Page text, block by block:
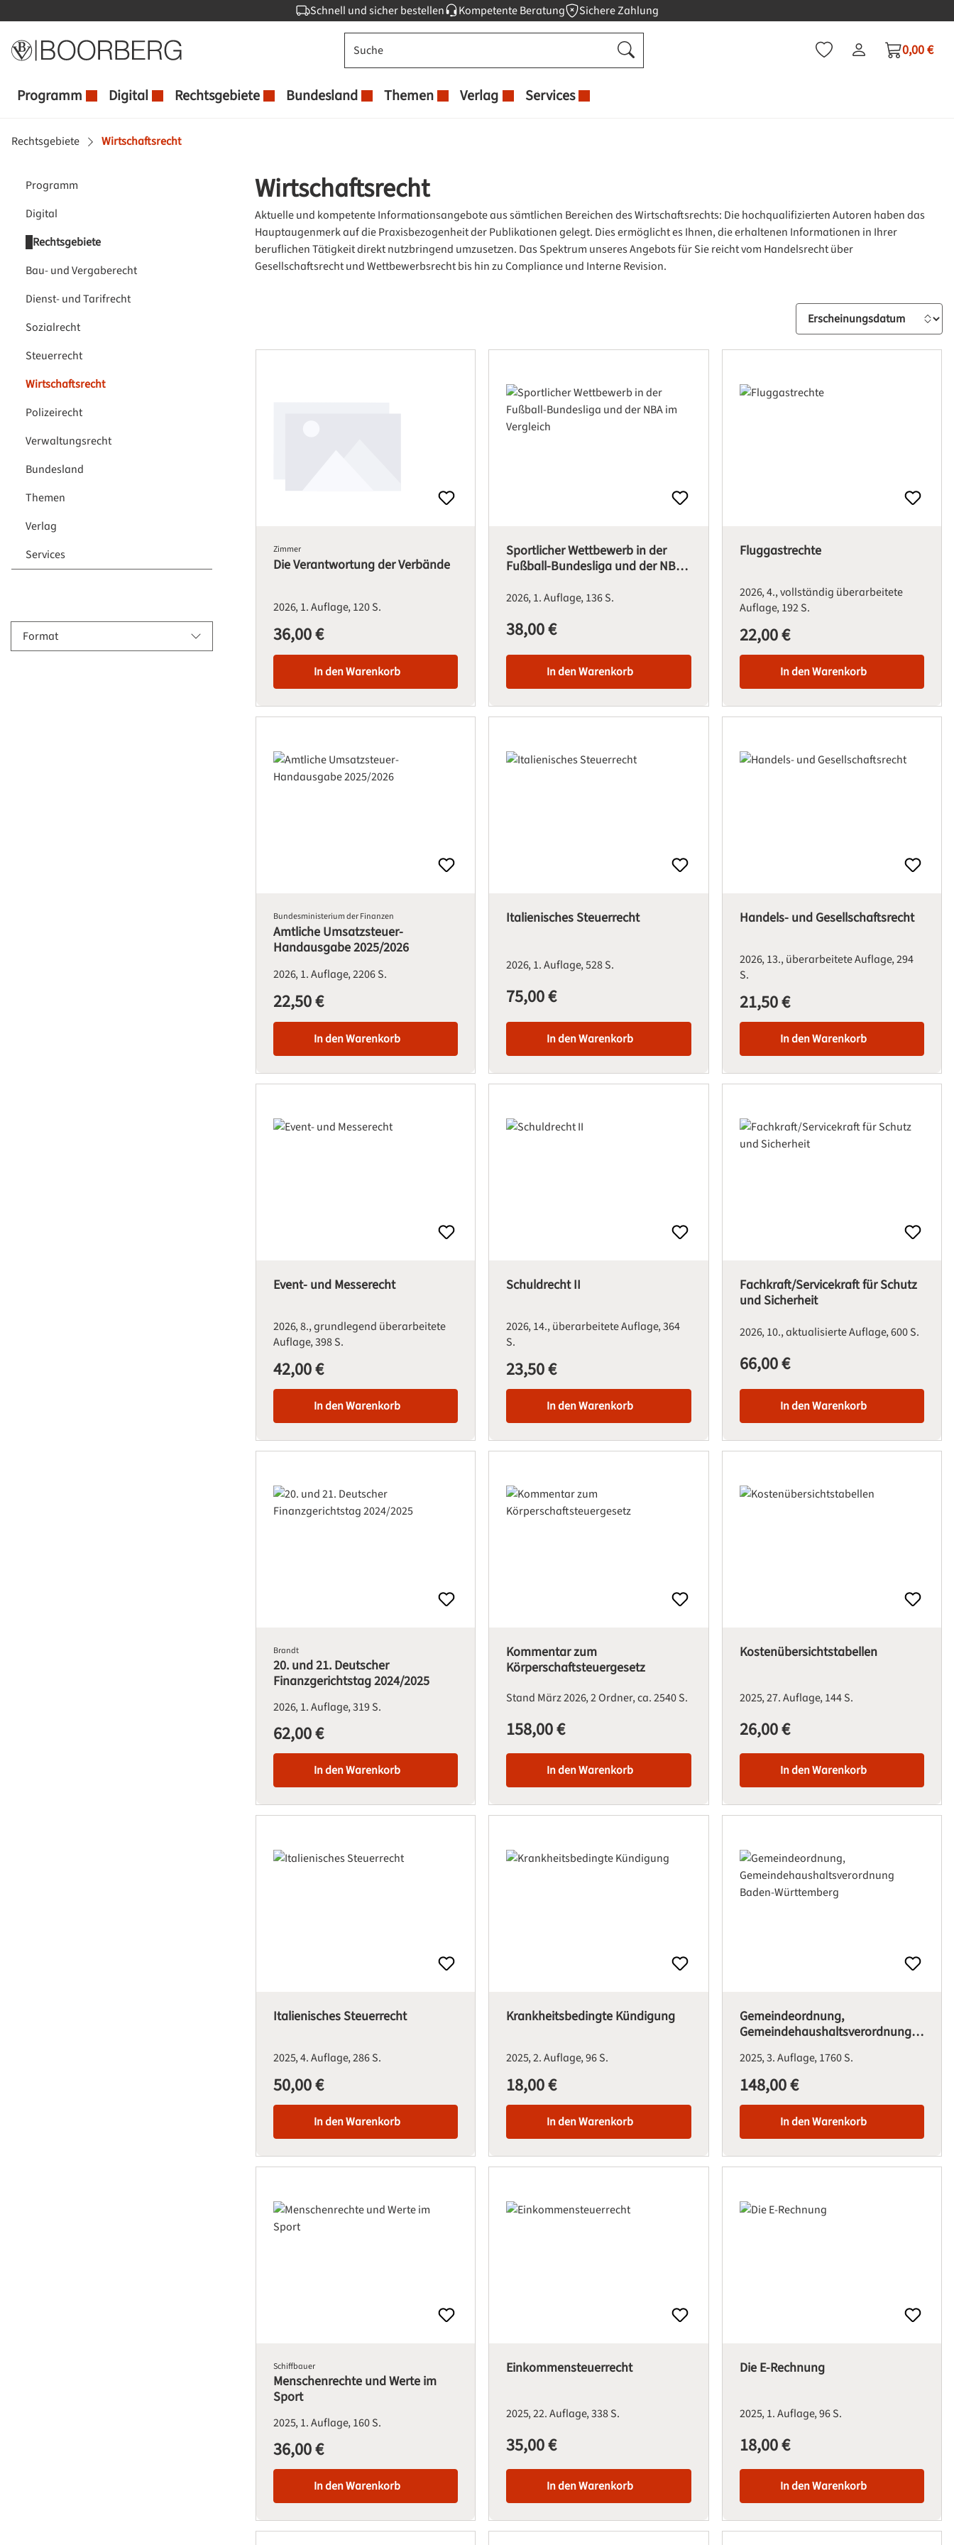
Schnell und sicher bestellen Kompetente Beratung Sichere Zahlung
Du hast 0 Produkte auf
0,00 €
Programm Digital Rechtsgebiete Bundesland Themen Verlag Services
Rechtsgebiete Wirtschaftsrecht
Programm
Digital
Rechtsgebiete
Bau- und Vergaberecht
Dienst- und Tarifrecht
Sozialrecht
Steuerrecht
Wirtschaftsrecht
Polizeirecht
Verwaltungsrecht
Bundesland
Themen
Verlag
Services
Format
Wirtschaftsrecht
Aktuelle und kompetente Informationsangebote aus sämtlichen Bereichen des Wirtschaftsrechts: Die hochqualifizierten Autoren haben das
Hauptaugenmerk auf die Praxisbezogenheit der Publikationen gelegt. Dies ermöglicht es Ihnen, die erhaltenen Informationen in Ihrer
beruflichen Tätigkeit direkt nutzbringend umzusetzen. Das Spektrum unseres Angebots für Sie reicht vom Handelsrecht über
Gesellschaftsrecht und Wettbewerbsrecht bis hin zu Compliance und Interne Revision.
Sortierung
Zimmer
Die Verantwortung der Verbände
20261. Auflage120 S.
Regulärer Preis:
36,00 €
In den Warenkorb
Sportlicher Wettbewerb in der
Fußball-Bundesliga und der NBA
20261. Auflage136 S.
Regulärer Preis:
38,00 €
In den Warenkorb
Fluggastrechte
20264., vollständig überarbeitete
Auflage192 S.
Regulärer Preis:
22,00 €
In den Warenkorb
Bundesministerium der Finanzen
Amtliche Umsatzsteuer-
Handausgabe 2025/2026
20261. Auflage2206 S.
Regulärer Preis:
22,50 €
In den Warenkorb
Italienisches Steuerrecht
20261. Auflage528 S.
Regulärer Preis:
75,00 €
In den Warenkorb
Handels- und Gesellschaftsrecht
202613., überarbeitete Auflage294
S.
Regulärer Preis:
21,50 €
In den Warenkorb
Event- und Messerecht
20268., grundlegend überarbeitete
Auflage398 S.
Regulärer Preis:
42,00 €
In den Warenkorb
Schuldrecht II
202614., überarbeitete Auflage364
S.
Regulärer Preis:
23,50 €
In den Warenkorb
Fachkraft/Servicekraft für Schutz
und Sicherheit
202610., aktualisierte Auflage600 S.
Regulärer Preis:
66,00 €
In den Warenkorb
Brandt
20. und 21. Deutscher
Finanzgerichtstag 2024/2025
20261. Auflage319 S.
Regulärer Preis:
62,00 €
In den Warenkorb
Kommentar zum
Körperschaftsteuergesetz
Stand März 20262 Ordnerca. 2540 S.
Regulärer Preis:
158,00 €
In den Warenkorb
Kostenübersichtstabellen
202527. Auflage144 S.
Regulärer Preis:
26,00 €
In den Warenkorb
Italienisches Steuerrecht
20254. Auflage286 S.
Regulärer Preis:
50,00 €
In den Warenkorb
Krankheitsbedingte Kündigung
20252. Auflage96 S.
Regulärer Preis:
18,00 €
In den Warenkorb
Gemeindeordnung,
Gemeindehaushaltsverordnung
20253. Auflage1760 S.
Regulärer Preis:
148,00 €
In den Warenkorb
Schiffbauer
Menschenrechte und Werte im
Sport
20251. Auflage160 S.
Regulärer Preis:
36,00 €
In den Warenkorb
Einkommensteuerrecht
202522. Auflage338 S.
Regulärer Preis:
35,00 €
In den Warenkorb
Die E-Rechnung
20251. Auflage96 S.
Regulärer Preis:
18,00 €
In den Warenkorb